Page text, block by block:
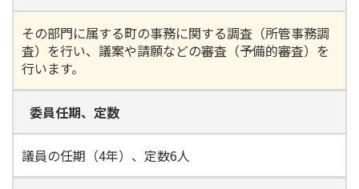
その部門に属する町の事務に関する調査（所管事務調
査）を行い、議案や請願などの審査（予備的審査）を
行います。
委員任期、定数
議員の任期（4年）、定数6人